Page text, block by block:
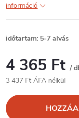
információ
időtartam: 5-7 alvás
4 365 Ft /
3 437 Ft ÁFA nélkül